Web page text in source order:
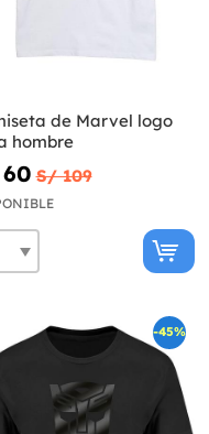
de Marvel logo
hombre
S/ 109
-45%